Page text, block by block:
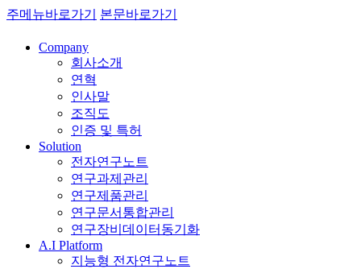
주메뉴바로가기 본문바로가기
Company
회사소개
연혁
인사말
조직도
인증 및 특허
Solution
전자연구노트
연구과제관리
연구제품관리
연구문서통합관리
연구장비데이터동기화
A.I Platform
지능형 전자연구노트